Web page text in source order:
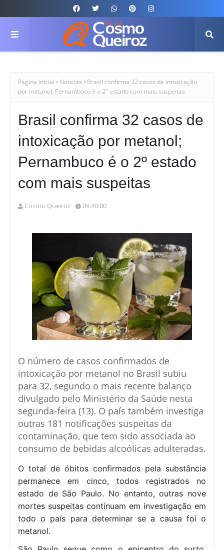
Página inicial Notícias
Brasil confirma 32 casos de intoxicação
por metanol; Pernambuco é o 2º estado com mais suspeitas
Brasil confirma 32 casos de
intoxicação por metanol;
Pernambuco é o 2º estado
com mais suspeitas
Cosmo Queiroz 09:40:00
O número de casos confirmados de
intoxicação por metanol no Brasil subiu
para 32, segundo o mais recente balanço
divulgado pelo Ministério da Saúde nesta
segunda-feira (13). O país também investiga
outras 181 notificações suspeitas da
contaminação, que tem sido associada ao
consumo de bebidas alcoólicas adulteradas.
O total de óbitos confirmados pela substância
permanece em cinco, todos registrados no
estado de São Paulo. No entanto, outras nove
mortes suspeitas continuam em investigação em
todo o país para determinar se a causa foi o
metanol.